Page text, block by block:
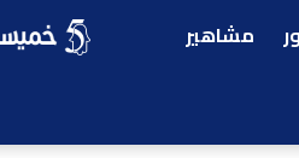
مشاهير